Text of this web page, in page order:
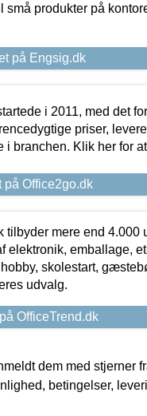
små produkter på
på Engsig.dk
i 2011, med det
priser,
i branchen. Klik her for
på Office2go.dk
tilbyder mere end 4.000
elektronik, emballage,
skolestart,
udvalg.
OfficeTrend.dk
dem med stjerner
betingelser,